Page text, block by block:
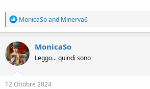
R
e
a
c
t
i
o
n
s
MonicaSoand Minerva6
MonicaSo
Leggo... quindi sono
12 Ottobre 2024